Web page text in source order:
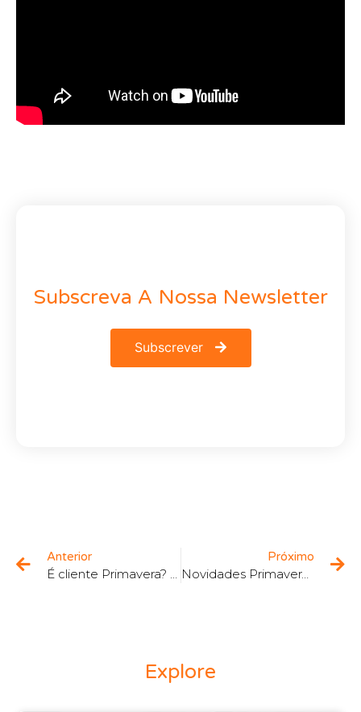
Subscreva A Nossa Newsletter
Subscrever
Anterior Próximo
Novidades Primavera V9
Explore